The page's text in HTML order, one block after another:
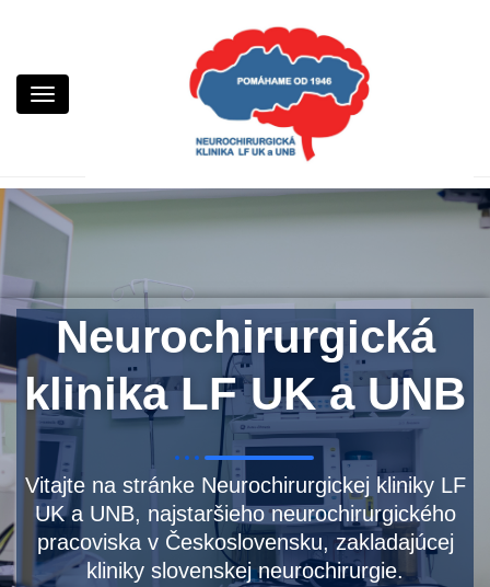
Neurochirurgia Kramáre
Neurochirurgická
klinika LF UK a UNB
Vitajte na stránke Neurochirurgickej kliniky LF
UK a UNB, najstaršieho neurochirurgického
pracoviska v Československu, zakladajúcej
kliniky slovenskej neurochirurgie.